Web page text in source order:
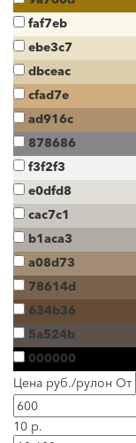
faf7eb
ebe3c7
dbceac
cfad7e
ad916c
878686
f3f2f3
e0dfd8
cac7c1
b1aca3
a08d73
78614d
634b36
5a524b
000000
Цена руб./рулон От
10 р.